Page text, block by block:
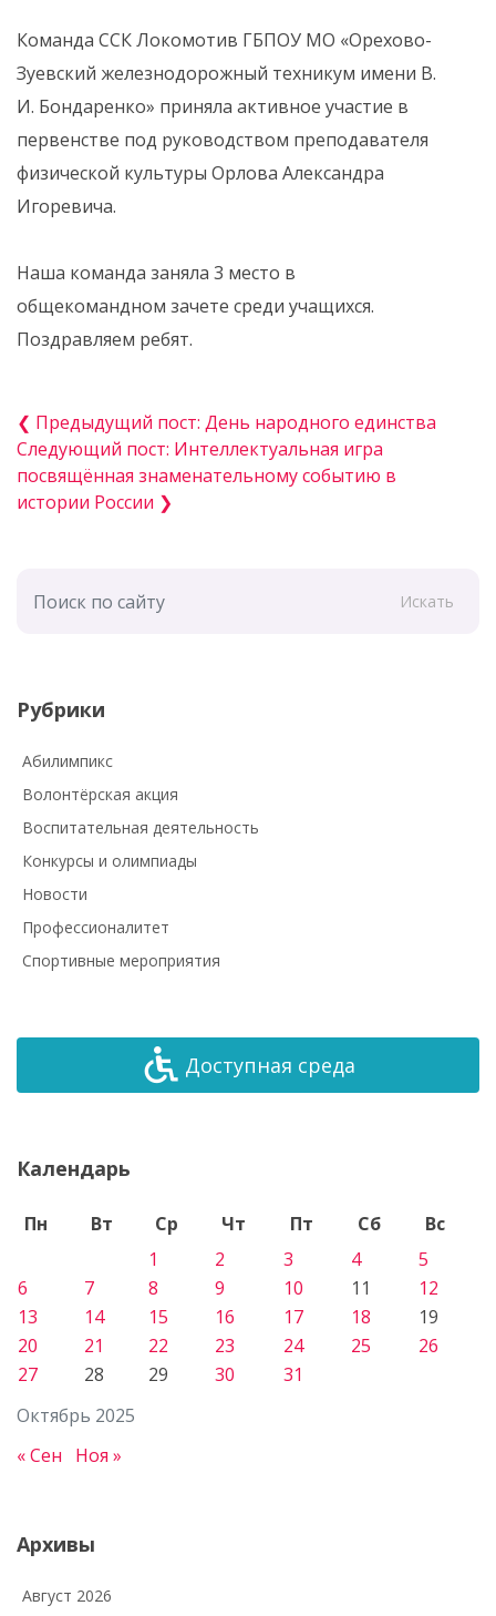
Команда ССК Локомотив ГБПОУ МО «Орехово-
Зуевский железнодорожный техникум имени В.
И. Бондаренко» приняла активное участие в
первенстве под руководством преподавателя
физической культуры Орлова Александра
Игоревича.
Наша команда заняла 3 место в
общекомандном зачете среди учащихся.
Поздравляем ребят.
❮ Предыдущий пост: День народного единства
Следующий пост: Интеллектуальная игра
посвящённая знаменательному событию в
истории России ❯
Искать
Рубрики
Абилимпикс
Волонтёрская акция
Воспитательная деятельность
Конкурсы и олимпиады
Новости
Профессионалитет
Спортивные мероприятия
Доступная среда
Календарь
Октябрь 2025
Пн Вт Ср Чт Пт Сб
Вс
1
2 3 4
5
6
7 8 9 10 11
12
13
14 15 16 17 18
19
20
21 22 23 24 25
26
27
28 29 30 31
« Сен Ноя »
Архивы
Август 2026